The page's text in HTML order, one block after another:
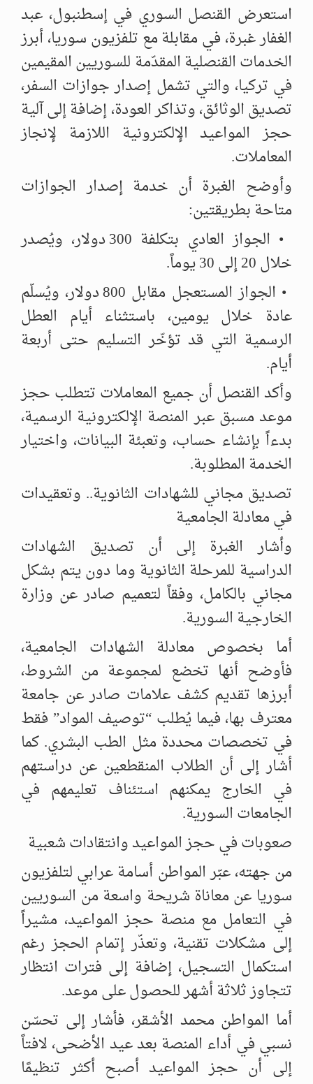
استعرض القنصل السوري في إسطنبول، عبد
الغفار غبرة، في مقابلة مع تلفزيون سوريا، أبرز
الخدمات القنصلية المقدّمة للسوريين المقيمين
في تركيا، والتي تشمل إصدار جوازات السفر،
تصديق الوثائق، وتذاكر العودة، إضافة إلى آلية
حجز المواعيد الإلكترونية اللازمة لإنجاز
المعاملات.
وأوضح الغبرة أن خدمة إصدار الجوازات
متاحة بطريقتين:
• الجواز العادي بتكلفة 300 دولار، ويُصدر
خلال 20 إلى 30 يوماً.
• الجواز المستعجل مقابل 800 دولار، ويُسلّم
عادة خلال يومين، باستثناء أيام العطل
الرسمية التي قد تؤخّر التسليم حتى أربعة
أيام.
وأكد القنصل أن جميع المعاملات تتطلب حجز
موعد مسبق عبر المنصة الإلكترونية الرسمية،
بدءاً بإنشاء حساب، وتعبئة البيانات، واختيار
الخدمة المطلوبة.
تصديق مجاني للشهادات الثانوية.. وتعقيدات
في معادلة الجامعية
وأشار الغبرة إلى أن تصديق الشهادات
الدراسية للمرحلة الثانوية وما دون يتم بشكل
مجاني بالكامل، وفقاً لتعميم صادر عن وزارة
الخارجية السورية.
أما بخصوص معادلة الشهادات الجامعية،
فأوضح أنها تخضع لمجموعة من الشروط،
أبرزها تقديم كشف علامات صادر عن جامعة
معترف بها، فيما يُطلب “توصيف المواد” فقط
في تخصصات محددة مثل الطب البشري. كما
أشار إلى أن الطلاب المنقطعين عن دراستهم
في الخارج يمكنهم استئناف تعليمهم في
الجامعات السورية.
صعوبات في حجز المواعيد وانتقادات شعبية
من جهته، عبّر المواطن أسامة عرابي لتلفزيون
سوريا عن معاناة شريحة واسعة من السوريين
في التعامل مع منصة حجز المواعيد، مشيراً
إلى مشكلات تقنية، وتعذّر إتمام الحجز رغم
استكمال التسجيل، إضافة إلى فترات انتظار
تتجاوز ثلاثة أشهر للحصول على موعد.
أما المواطن محمد الأشقر، فأشار إلى تحسّن
نسبي في أداء المنصة بعد عيد الأضحى، لافتاً
إلى أن حجز المواعيد أصبح أكثر تنظيمًا